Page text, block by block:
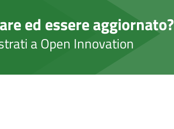
ed essere aggiornato?
a Open Innovation